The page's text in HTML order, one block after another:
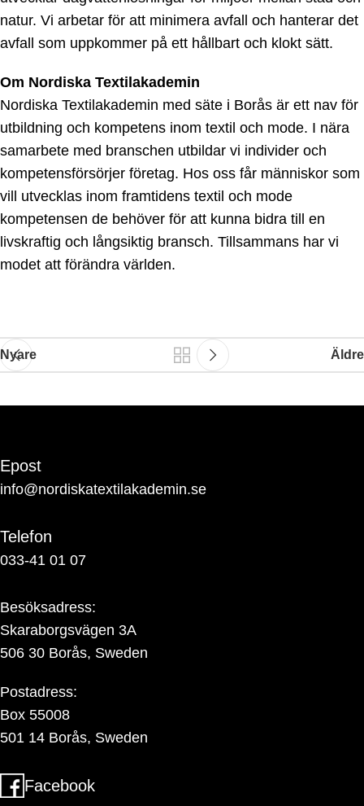
natur. Vi arbetar för att minimera avfall och hanterar det
avfall som uppkommer på ett hållbart och klokt sätt.
Om Nordiska Textilakademin
Nordiska Textilakademin med säte i Borås är ett nav för
utbildning och kompetens inom textil och mode. I nära
samarbete med branschen utbildar vi individer och
kompetensförsörjer företag. Hos oss får människor som
vill utvecklas inom framtidens textil och mode
kompetensen de behöver för att kunna bidra till en
livskraftig och långsiktig bransch. Tillsammans har vi
modet att förändra världen.
Nyare Äldre
Epost
info@nordiskatextilakademin.se
Telefon
033-41 01 07
Besöksadress:
Skaraborgsvägen 3A
506 30 Borås, Sweden
Postadress:
Box 55008
501 14 Borås, Sweden
Facebook